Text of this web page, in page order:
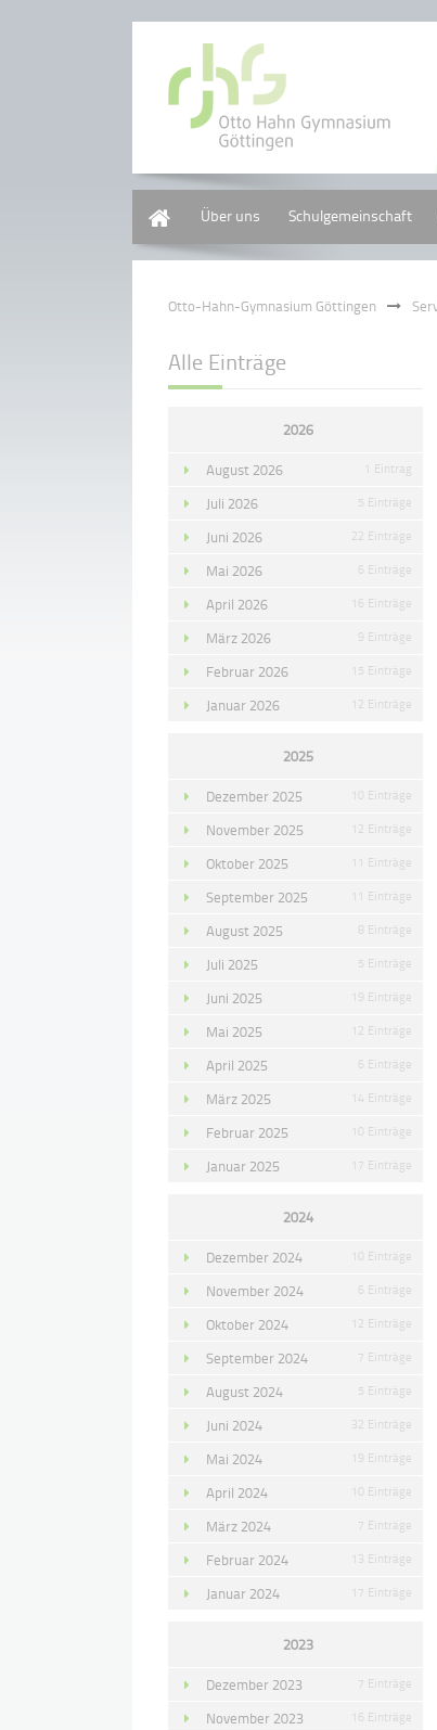
Über uns Schulgemeinschaft
Otto-Hahn-Gymnasium Göttingen
Alle Einträge
2026
August 2026 1 Eintrag
Juli 2026 5 Einträge
Juni 2026 22 Einträge
Mai 2026 6 Einträge
April 2026 16 Einträge
März 2026 9 Einträge
Februar 2026 15 Einträge
Januar 2026 12 Einträge
2025
Dezember 2025 10 Einträge
November 2025 12 Einträge
Oktober 2025 11 Einträge
September 2025 11 Einträge
August 2025 8 Einträge
Juli 2025 5 Einträge
Juni 2025 19 Einträge
Mai 2025 12 Einträge
April 2025 6 Einträge
März 2025 14 Einträge
Februar 2025 10 Einträge
Januar 2025 17 Einträge
2024
Dezember 2024 10 Einträge
November 2024 6 Einträge
Oktober 2024 12 Einträge
September 2024 7 Einträge
August 2024 5 Einträge
Juni 2024 32 Einträge
Mai 2024 19 Einträge
April 2024 10 Einträge
März 2024 7 Einträge
Februar 2024 13 Einträge
Januar 2024 17 Einträge
2023
Dezember 2023 7 Einträge
November 2023 16 Einträge